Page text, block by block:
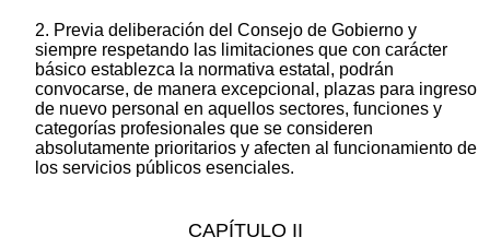
2. Previa deliberación del Consejo de Gobierno y
siempre respetando las limitaciones que con carácter
básico establezca la normativa estatal, podrán
convocarse, de manera excepcional, plazas para ingreso
de nuevo personal en aquellos sectores, funciones y
categorías profesionales que se consideren
absolutamente prioritarios y afecten al funcionamiento de
los servicios públicos esenciales.
CAPÍTULO II